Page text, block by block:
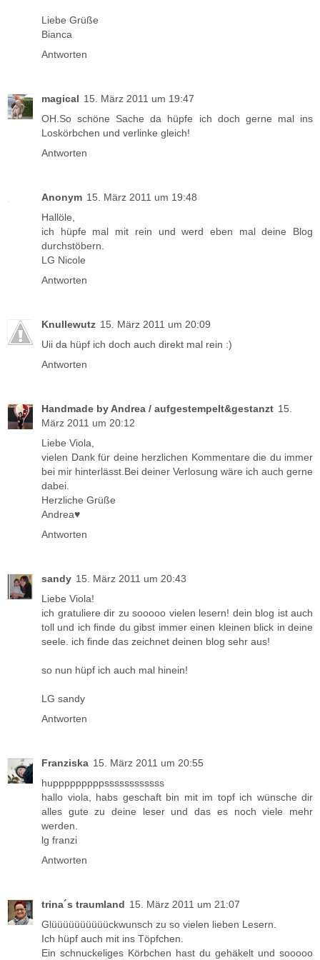
Liebe Grüße
Bianca
Antworten
magical 15. März 2011 um 19:47
OH.So schöne Sache da hüpfe ich doch gerne mal ins
Loskörbchen und verlinke gleich!
Antworten
Anonym 15. März 2011 um 19:48
Hallöle,
ich hüpfe mal mit rein und werd eben mal deine Blog
durchstöbern.
LG Nicole
Antworten
Knullewutz 15. März 2011 um 20:09
Uii da hüpf ich doch auch direkt mal rein :)
Antworten
Handmade by Andrea / aufgestempelt&gestanzt 15.
März 2011 um 20:12
Liebe Viola,
vielen Dank für deine herzlichen Kommentare die du immer
bei mir hinterlässt.Bei deiner Verlosung wäre ich auch gerne
dabei.
Herzliche Grüße
Andrea♥
Antworten
sandy 15. März 2011 um 20:43
Liebe Viola!
ich gratuliere dir zu sooooo vielen lesern! dein blog ist auch
toll und ich finde du gibst immer einen kleinen blick in deine
seele. ich finde das zeichnet deinen blog sehr aus!
so nun hüpf ich auch mal hinein!
LG sandy
Antworten
Franziska 15. März 2011 um 20:55
hupppppppppssssssssssss
hallo viola, habs geschaft bin mit im topf ich wünsche dir
alles gute zu deine leser und das es noch viele mehr
werden.
lg franzi
Antworten
trina´s traumland 15. März 2011 um 21:07
Glüüüüüüüüüückwunsch zu so vielen lieben Lesern.
Ich hüpf auch mit ins Töpfchen.
Ein schnuckeliges Körbchen hast du gehäkelt und sooooo